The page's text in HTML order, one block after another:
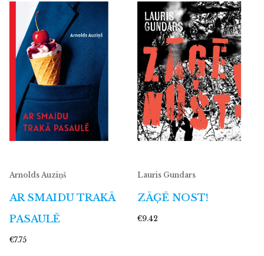
Arnolds Auziņš
AR SMAIDU TRAKĀ
PASAULĒ
€7.75
Lauris Gundars
ZĀĢĒ NOST!
€9.42